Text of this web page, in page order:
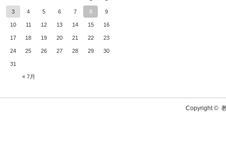
« 7月
3 4 5 6 7 8 9
10 11 12 13 14 15 16
17 18 19 20 21 22 23
24 25 26 27 28 29 30
31
Copyright ©